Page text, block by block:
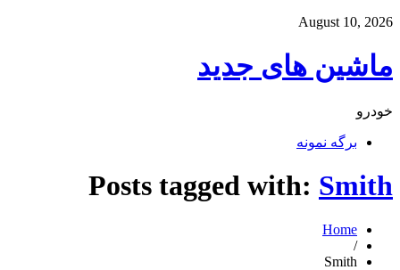
August 10, 2026
ماشین های جدید
خودرو
برگه نمونه
Posts tagged with: Smith
Home
/
Smith